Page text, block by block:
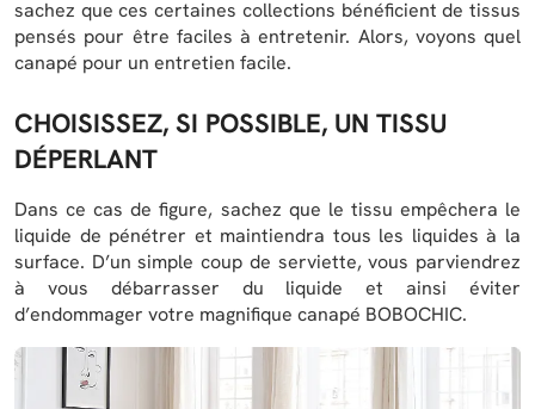
sachez que ces certaines collections bénéficient de tissus
pensés pour être faciles à entretenir. Alors, voyons quel
canapé pour un entretien facile.
CHOISISSEZ, SI POSSIBLE, UN TISSU
DÉPERLANT
Dans ce cas de figure, sachez que le tissu empêchera le
liquide de pénétrer et maintiendra tous les liquides à la
surface. D’un simple coup de serviette, vous parviendrez
à vous débarrasser du liquide et ainsi éviter
d’endommager votre magnifique canapé BOBOCHIC.